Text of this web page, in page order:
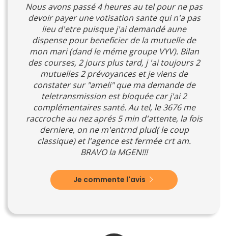
Nous avons passé 4 heures au tel pour ne pas
devoir payer une votisation sante qui n'a pas
lieu d'etre puisque j'ai demandé aune
dispense pour beneficier de la mutuelle de
mon mari (dand le méme groupe VYV). Bilan
des courses, 2 jours plus tard, j 'ai toujours 2
mutuelles 2 prévoyances et je viens de
constater sur "ameli" que ma demande de
teletransmission est bloquée car j'ai 2
complémentaires santé. Au tel, le 3676 me
raccroche au nez aprés 5 min d'attente, la fois
derniere, on ne m'entrnd plud( le coup
classique) et l'agence est fermée crt am.
BRAVO la MGEN!!!
Je commente l'avis